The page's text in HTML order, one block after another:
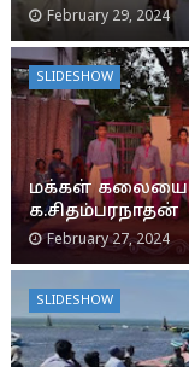
February 29, 2024
SLIDESHOW
மக்கள் கலையை
க.சிதம்பரநாதன்
February 27, 2024
SLIDESHOW